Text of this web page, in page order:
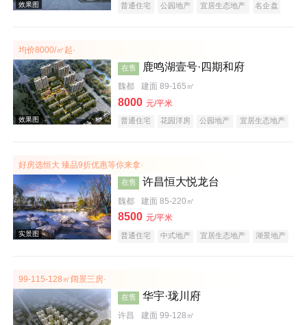
效果图
普通住宅 公园地产 宜居生态地产 名企盘
均价8000/㎡起·
效果图
在售 鹿鸣湖壹号·四期和府
魏都 建面 89-165㎡
8000 元/平米
普通住宅 花园洋房 公园地产
宜居生态地产
好房选恒大 臻品9折优惠等你来拿·
在售 许昌恒大悦龙台
魏都 建面 85-220㎡
8500 元/平米
普通住宅 中式地产 宜居生态地产
湖景地产
99-115-128㎡阔景三房·
在售 华宇·珑川府
许昌 建面 99-128㎡